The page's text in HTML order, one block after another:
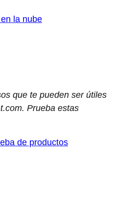
la nube
que te pueden ser útiles
Prueba estas
de productos